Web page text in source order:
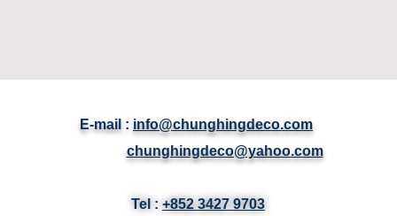
E-mail : info@chunghingdeco.com
chunghingdeco@yahoo.com
Tel : +852 3427 9703